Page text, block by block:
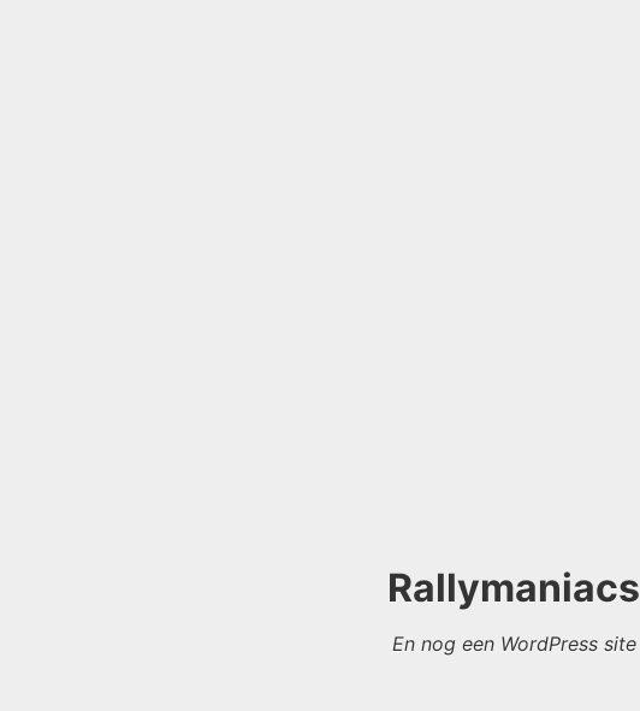
Rallymaniacs
En nog een WordPress site